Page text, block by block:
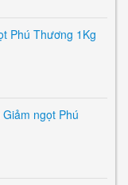
Phú Thương 1Kg
ngọt Phú